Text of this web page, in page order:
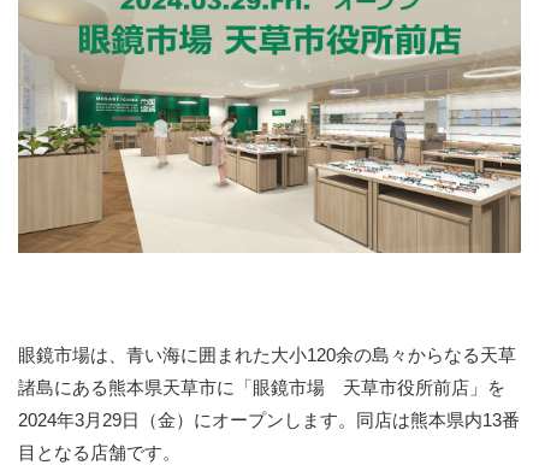
眼鏡市場は、青い海に囲まれた大小120余の島々からなる天草
諸島にある熊本県天草市に「眼鏡市場 天草市役所前店」を
2024年3月29日（金）にオープンします。同店は熊本県内13番
目となる店舗です。